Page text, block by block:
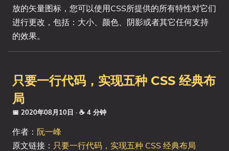
放的矢量图标，您可以使用CSS所提供的所有特性对它们
进行更改，包括：大小、颜色、阴影或者其它任何支持
的效果。
只要一行代码，实现五种 CSS 经典布
局
📅 2020年08月10日 · ☕ 4 分钟
作者： 阮一峰
原文链接： 只要一行代码，实现五种 CSS 经典布局